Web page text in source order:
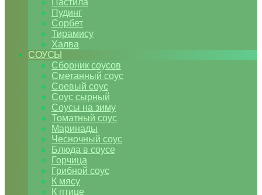
Пастила
Пудинг
Сорбет
Тирамису
Халва
СОУСЫ
Сборник соусов
Сметанный соус
Соевый соус
Соус сырный
Соусы на зиму
Томатный соус
Маринады
Чесночный соус
Блюда в соусе
Горчица
Грибной соус
К мясу
К птице